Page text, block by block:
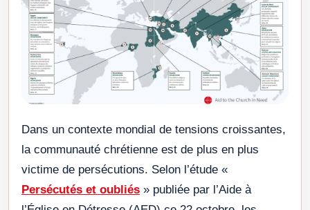
Dans un contexte mondial de tensions croissantes,
la communauté chrétienne est de plus en plus
victime de persécutions. Selon l’étude «
Persécutés et oubliés » publiée par l’Aide à